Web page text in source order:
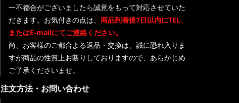
一不都合がございましたら誠意をもって対応させていた
だきます。お気付きの点は、 商品到着後7日以内にTEL、
またはE-mailにてご連絡ください。
尚、お客様のご都合よる返品・交換は、誠に恐れ入りま
すが商品の性質上お断りしておりますので、あらかじめ
ご了承くださいませ。
注文方法・お問い合わせ